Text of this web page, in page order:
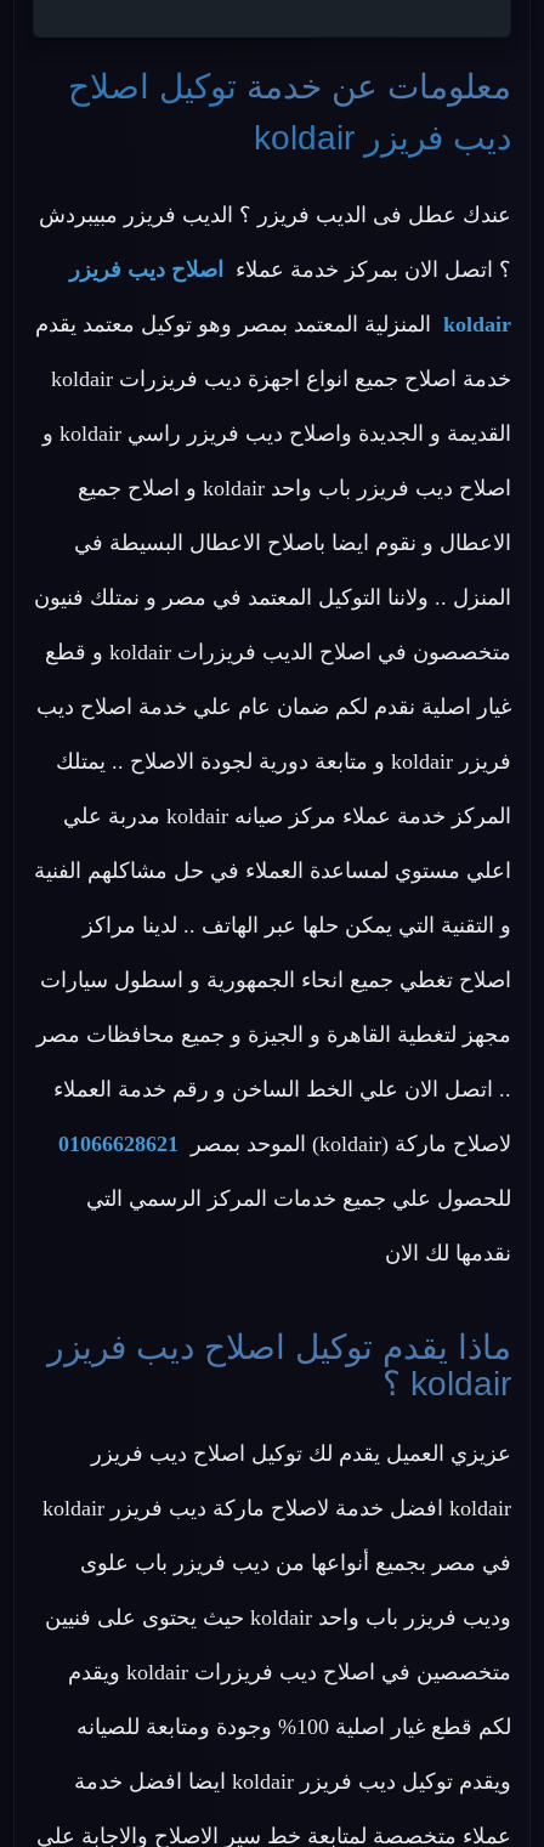
معلومات عن خدمة توكيل اصلاح
ديب فريزر koldair
عندك عطل فى الديب فريزر ؟ الديب فريزر مبيبردش
؟ اتصل الان بمركز خدمة عملاء اصلاح ديب فريزر
koldair المنزلية المعتمد بمصر وهو توكيل معتمد يقدم
خدمة اصلاح جميع انواع اجهزة ديب فريزرات koldair
القديمة و الجديدة واصلاح ديب فريزر راسي koldair و
اصلاح ديب فريزر باب واحد koldair و اصلاح جميع
الاعطال و نقوم ايضا باصلاح الاعطال البسيطة في
المنزل .. ولاننا التوكيل المعتمد في مصر و نمتلك فنيون
متخصصون في اصلاح الديب فريزرات koldair و قطع
غيار اصلية نقدم لكم ضمان عام علي خدمة اصلاح ديب
فريزر koldair و متابعة دورية لجودة الاصلاح .. يمتلك
المركز خدمة عملاء مركز صيانه koldair مدربة علي
اعلي مستوي لمساعدة العملاء في حل مشاكلهم الفنية
و التقنية التي يمكن حلها عبر الهاتف .. لدينا مراكز
اصلاح تغطي جميع انحاء الجمهورية و اسطول سيارات
مجهز لتغطية القاهرة و الجيزة و جميع محافظات مصر
.. اتصل الان علي الخط الساخن و رقم خدمة العملاء
لاصلاح ماركة (koldair) الموحد بمصر 01066628621
للحصول علي جميع خدمات المركز الرسمي التي
نقدمها لك الان
ماذا يقدم توكيل اصلاح ديب فريزر
koldair ؟
عزيزي العميل يقدم لك توكيل اصلاح ديب فريزر
koldair افضل خدمة لاصلاح ماركة ديب فريزر koldair
في مصر بجميع أنواعها من ديب فريزر باب علوى
وديب فريزر باب واحد koldair حيث يحتوى على فنيين
متخصصين في اصلاح ديب فريزرات koldair ويقدم
لكم قطع غيار اصلية 100% وجودة ومتابعة للصيانه
ويقدم توكيل ديب فريزر koldair ايضا افضل خدمة
عملاء متخصصة لمتابعة خط سير الاصلاح والاجابة علي